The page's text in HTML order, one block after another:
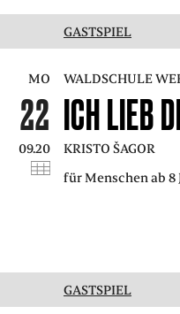
GASTSPIEL
MO
22
09.20
WALDSCHULE
ICH LIEB
KRISTO ŠAGOR
für Menschen ab 8
GASTSPIEL